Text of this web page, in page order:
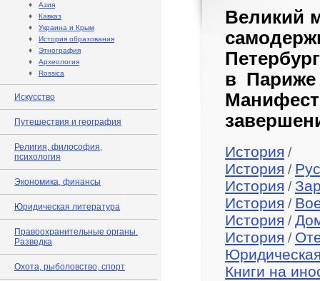
♦ Азия
♦ Кавказ
♦ Украина и Крым
♦ История образования
♦ Этнография
♦ Археология
♦ Rossica
Искусство
Путешествия и география
Религия, философия,
психология
Экономика, финансы
Юридическая литература
Правоохранительные органы.
Разведка
Охота, рыболовство, спорт
Великий
в Париже
История /
История /
История /
История /
История /
История /
Книги на